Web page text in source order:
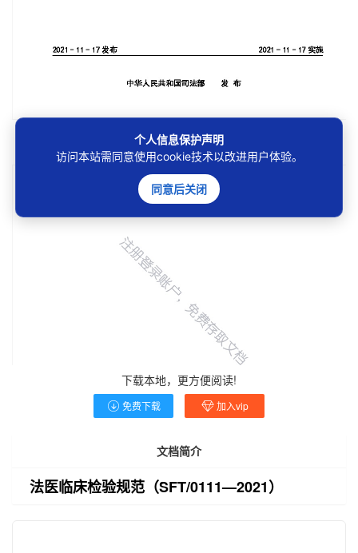
下载本地，更方便阅读!
免费下载 加入vip
文档简介
法医临床检验规范（SFT/0111—2021）
个人信息保护声明
访问本站需同意使用cookie技术以改进用户体验。
同意后关闭